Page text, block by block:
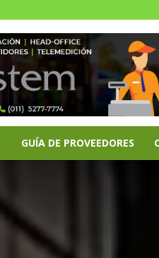
GUÍA DE PROVEEDORES